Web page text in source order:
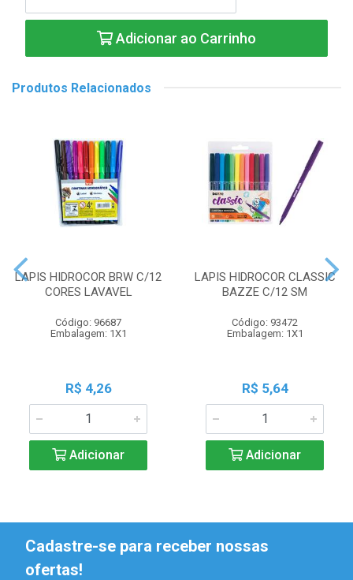
Adicionar ao Carrinho
Produtos Relacionados
LAPIS HIDROCOR BRW C/12
CORES LAVAVEL
Código: 96687
Embalagem: 1X1
R$ 4,26
Adicionar
LAPIS HIDROCOR CLASSIC
BAZZE C/12 SM
Código: 93472
Embalagem: 1X1
R$ 5,64
Adicionar
Cadastre-se para receber nossas
ofertas!